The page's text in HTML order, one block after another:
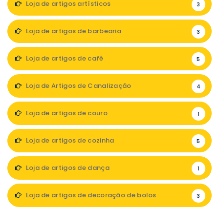
Loja de artigos artísticos 3
Loja de artigos de barbearia 3
Loja de artigos de café 5
Loja de Artigos de Canalização 4
Loja de artigos de couro 1
Loja de artigos de cozinha 5
Loja de artigos de dança 1
Loja de artigos de decoração de bolos 3